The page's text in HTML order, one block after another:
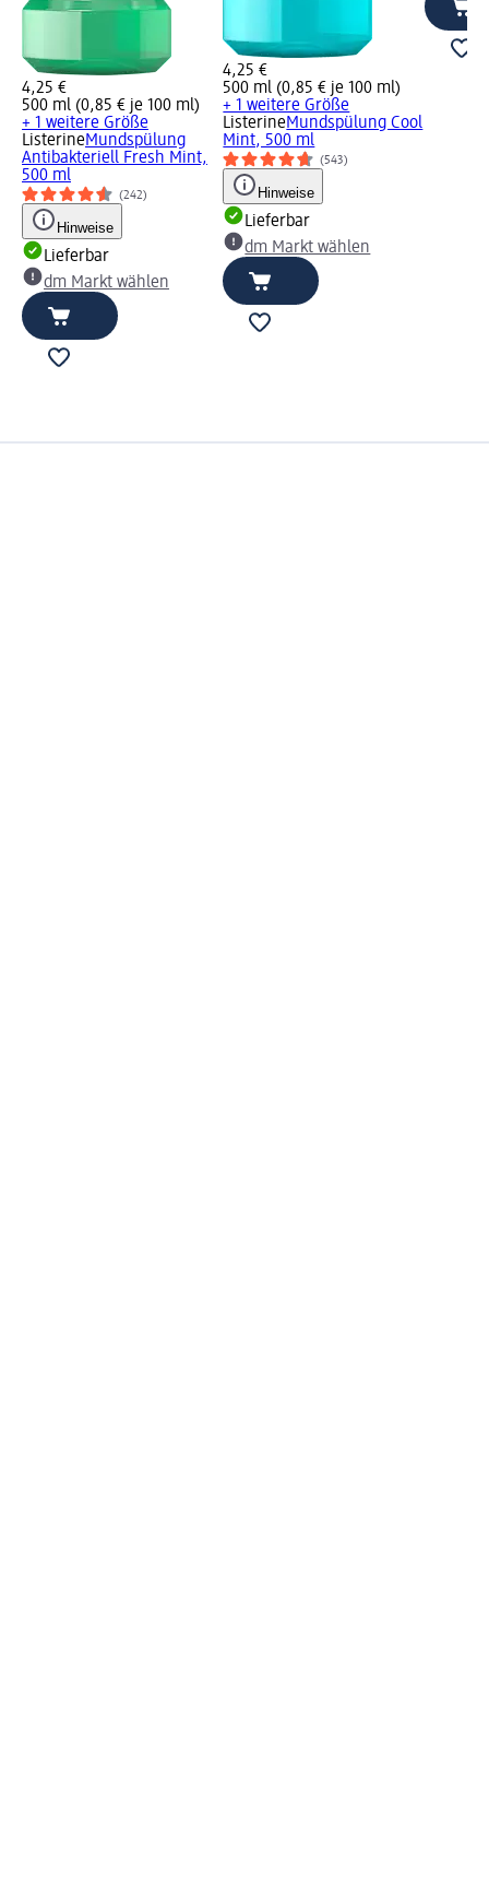
4,25 €
500 ml (0,85 € je 100 ml)
+ 1 weitere Größe
ListerineMundspülung
Antibakteriell Fresh Mint,
500 ml
(242)
Hinweise
Lieferbar
dm Markt wählen
4,25 €
500 ml (0,85 € je 100 ml)
+ 1 weitere Größe
ListerineMundspülung Cool
Mint, 500 ml
(543)
Hinweise
Lieferbar
dm Markt wählen